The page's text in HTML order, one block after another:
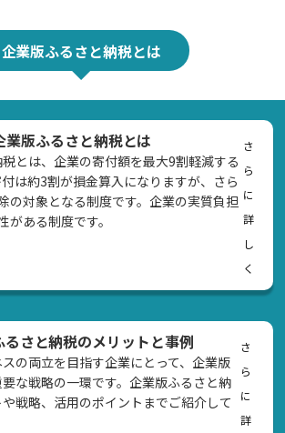
企業版ふるさと納税とは
業版ふるさと納税とは
とは、企業の寄付額を最大9割軽減する
は約3割が損金算入になりますが、さら
の対象となる制度です。企業の実質負担
がある制度です。
さ
ら
に
詳
し
く
るさと納税のメリットと事例
の両立を目指す企業にとって、企業版
な戦略の一環です。企業版ふるさと納
戦略、活用のポイントまでご紹介して
さ
ら
に
詳